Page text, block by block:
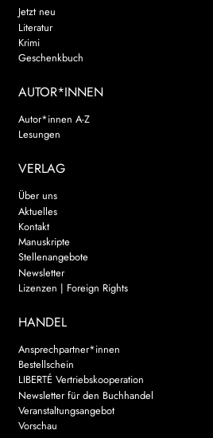
Jetzt neu
Literatur
Krimi
Geschenkbuch
AUTOR*INNEN
Autor*innen A-Z
Lesungen
VERLAG
Über uns
Aktuelles
Kontakt
Manuskripte
Stellenangebote
Newsletter
Lizenzen | Foreign Rights
HANDEL
Ansprechpartner*innen
Bestellschein
LIBERTÉ Vertriebskooperation
Newsletter für den Buchhandel
Veranstaltungsangebot
Vorschau